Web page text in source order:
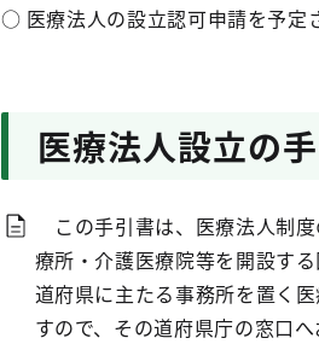
○ 医療法人の設立認可申請を予定
医療法人設立の
この手引書は、医療法人制
療所・介護医療院等を開設す
道府県に主たる事務所を置く
すので、その道府県庁の窓口へ